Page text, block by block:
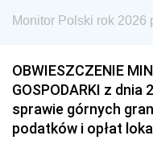
Monitor Polski rok 2026
OBWIESZCZENIE
GOSPODARKI z dnia
sprawie górnych
podatków i opłat